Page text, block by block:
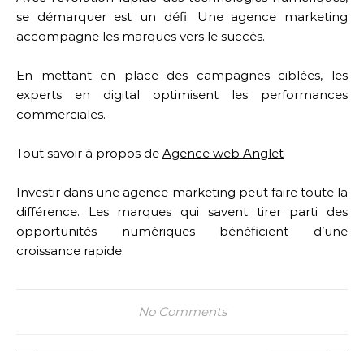
se démarquer est un défi. Une agence marketing
accompagne les marques vers le succès.
En mettant en place des campagnes ciblées, les
experts en digital optimisent les performances
commerciales.
Tout savoir à propos de Agence web Anglet
Investir dans une agence marketing peut faire toute la
différence. Les marques qui savent tirer parti des
opportunités numériques bénéficient d’une
croissance rapide.
No Comments